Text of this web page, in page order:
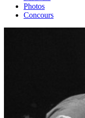
Photos
Concours